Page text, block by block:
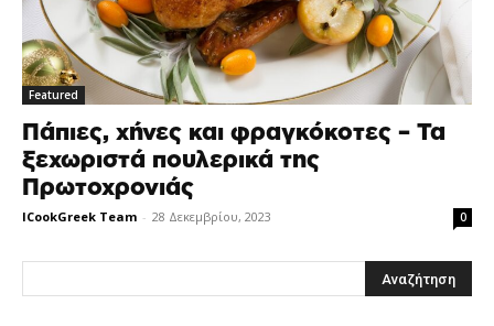
Featured
Πάπιες, χήνες και φραγκόκοτες – Τα
ξεχωριστά πουλερικά της
Πρωτοχρονιάς
ICookGreek Team - 28 Δεκεμβρίου, 2023 0